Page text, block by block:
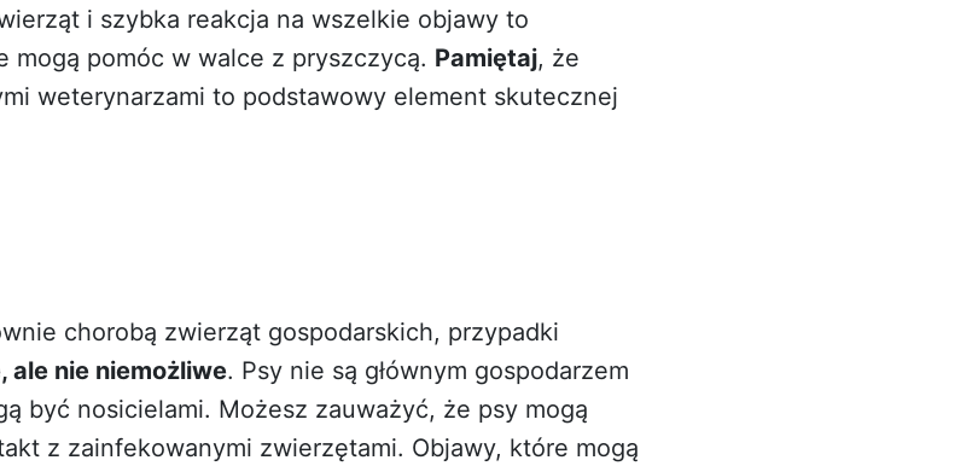
i szybka reakcja na wszelkie objawy to
mogą pomóc w walce z pryszczycą. Pamiętaj, że
weterynarzami to podstawowy element skutecznej
chorobą zwierząt gospodarskich, przypadki
ale nie niemożliwe. Psy nie są głównym gospodarzem
być nosicielami. Możesz zauważyć, że psy mogą
z zainfekowanymi zwierzętami. Objawy, które mogą